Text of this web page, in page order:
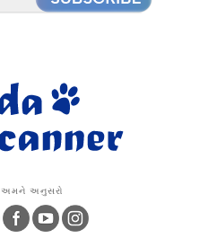
અમને અનુસરો